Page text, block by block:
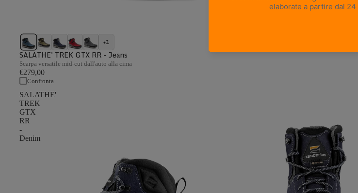
+1
SALATHE' TREK GTX RR - Jeans
Scarpa versatile mid-cut dall'auto alla cima
€279,00
Confronta
SALATHE'
TREK
GTX
RR
-
Denim